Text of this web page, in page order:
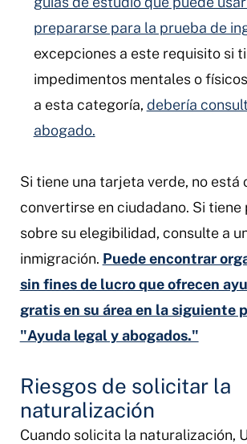
prepararse para la prueba de
excepciones a este requisito si
impedimentos mentales o
a esta categoría, debería
abogado.
Si tiene una tarjeta verde, no está
convertirse en ciudadano. Si tiene
sobre su elegibilidad, consulte a
inmigración. Puede encontrar
sin fines de lucro que ofrecen
gratis en su área en la siguiente
"Ayuda legal y abogados."
Riesgos de solicitar la
naturalización
Cuando solicita la naturalización,